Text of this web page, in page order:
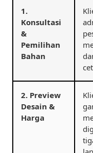
1.
Konsultasi
&
Pemilihan
Bahan
2. Preview
Desain &
Harga